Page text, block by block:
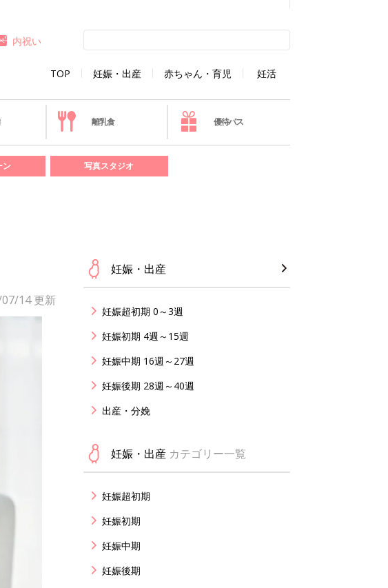
TOP 妊娠・出産 赤ちゃん・育児 妊活
内祝い
離乳食 優待パス
ン 写真スタジオ
14更新
妊娠・出産
妊娠超初期 0～3週
妊娠初期 4週～15週
妊娠中期 16週～27週
妊娠後期 28週～40週
出産・分娩
妊娠・出産 カテゴリー一覧
妊娠超初期
妊娠初期
妊娠中期
妊娠後期